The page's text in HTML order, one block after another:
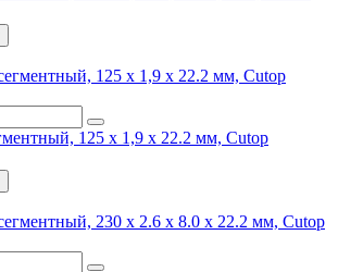
125 x 1,9 x 22.2 мм, Cutop